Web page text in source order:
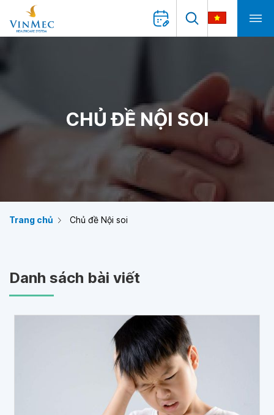
CHỦ ĐỀ NỘI SOI
Trang chủ Chủ đề Nội soi
Danh sách bài viết